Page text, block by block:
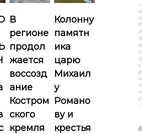
В
регионе
продол
жается
воссозд
ание
Костром
ского
кремля
Колонну
памятн
ика
царю
Михаил
у
Романо
ву и
крестья